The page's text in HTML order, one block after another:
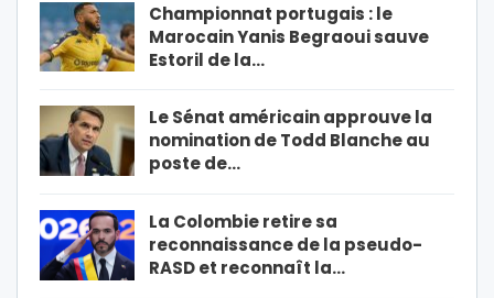
Championnat portugais : le
Marocain Yanis Begraoui sauve
Estoril de la…
Le Sénat américain approuve la
nomination de Todd Blanche au
poste de…
La Colombie retire sa
reconnaissance de la pseudo-
RASD et reconnaît la…